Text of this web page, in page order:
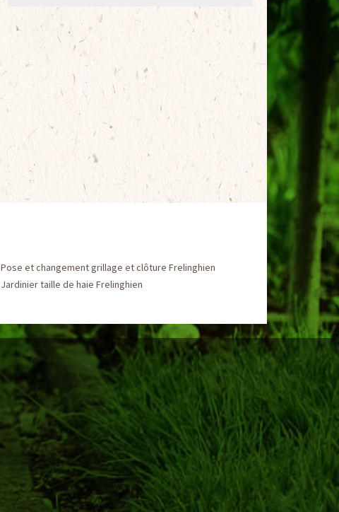
Pose et changement grillage et clôture Frelinghien
Jardinier taille de haie Frelinghien